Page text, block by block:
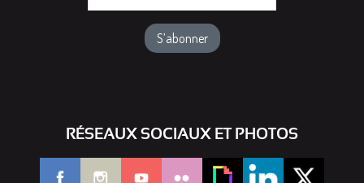
RÉSEAUX SOCIAUX ET PHOTOS